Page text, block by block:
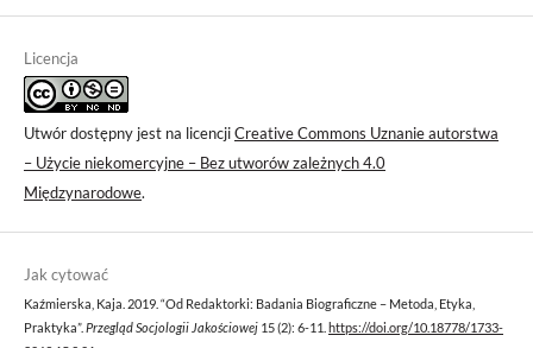
Licencja
Utwór dostępny jest na licencjiCreative Commons Uznanie autorstwa
– Użycie niekomercyjne – Bez utworów zależnych 4.0
Międzynarodowe.
Jak cytować
Kaźmierska, Kaja. 2019. “Od Redaktorki: Badania Biograficzne – Metoda, Etyka,
Praktyka”. Przegląd Socjologii Jakościowej 15 (2): 6-11. https://doi.org/10.18778/1733-